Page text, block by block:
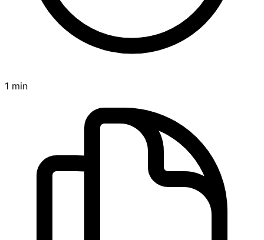
1 min